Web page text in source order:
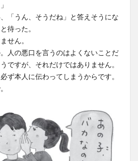
「うん、そうだね」と答えそうにな
待った。
せん。
人の悪口を言うのはよくないことだ
すが、それだけではありません。
ず本人に伝わってしまうからです。